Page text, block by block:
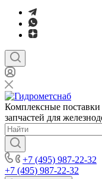
Комплексные поставки
запчастей для
+7 (495) 987-22-32
+7 (495) 987-22-32